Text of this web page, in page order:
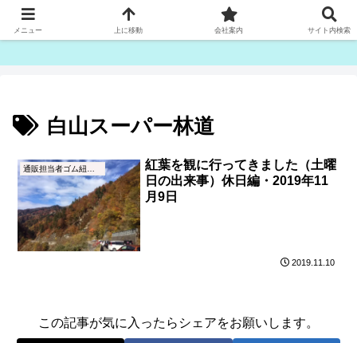
ゴム紐・平ゴム製造販売は津田産業直販部です
白山スーパー林道
紅葉を観に行ってきました（土曜
日の出来事）休日編・2019年11
月9日
2019.11.10
この記事が気に入ったらシェアをお願いします。
メニュー 上に移動 会社案内 サイト内検索